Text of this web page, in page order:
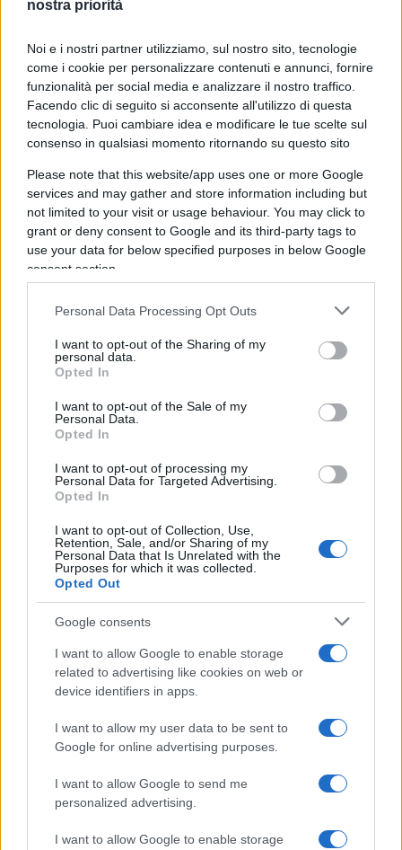
nostra priorità
Noi e i nostri partner utilizziamo, sul nostro sito, tecnologie
come i cookie per personalizzare contenuti e annunci, fornire
funzionalità per social media e analizzare il nostro traffico.
Facendo clic di seguito si acconsente all'utilizzo di questa
tecnologia. Puoi cambiare idea e modificare le tue scelte sul
consenso in qualsiasi momento ritornando su questo sito
Please note that this website/app uses one or more Google
services and may gather and store information including but
not limited to your visit or usage behaviour. You may click to
grant or deny consent to Google and its third-party tags to
use your data for below specified purposes in below Google
consent section.
Personal Data Processing Opt Outs
I want to opt-out of the Sharing of my
personal data.
Opted In
I want to opt-out of the Sale of my
Personal Data.
Opted In
I want to opt-out of processing my
Personal Data for Targeted Advertising.
Opted In
I want to opt-out of Collection, Use,
Retention, Sale, and/or Sharing of my
Personal Data that Is Unrelated with the
Purposes for which it was collected.
Opted Out
Google consents
I want to allow Google to enable storage
related to advertising like cookies on web or
device identifiers in apps.
I want to allow my user data to be sent to
Google for online advertising purposes.
I want to allow Google to send me
personalized advertising.
I want to allow Google to enable storage
segno diventano quelle che sono: le parole di un
un “vecchio sporcaccione” che ha il suo baratro in
Louis Ferdinand Celine che ha già scritto tutto per
lasciare spazio alle invettive di un Houllebecq che
gira ormai intorno a sé stesso.
Serotina è un romanzo da turisti della vita, un
libro da mutuati dell’esistenza incapaci di fare
fronte alla vecchiaia. Non si cerchino metafore
con il decadimento dell’Occidente perché quello
che descrive Houellebecq è un cercare di cadere
sulla paglia. Quella dei suoi lettori, che leggono le
televisione: con un occhio allo schermo e l’altro ai
video porno su un telefonino.
#MICHEL HOUELLEBECQ
6
SEDUTE SATIRICHE
Vignetta del 07/08/2026
Vai all'archivio delle vignette